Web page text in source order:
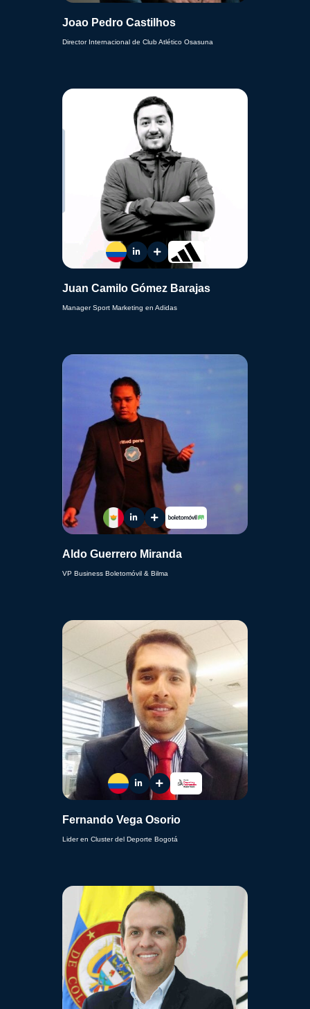
Joao Pedro Castilhos
Director Internacional de Club Atlético Osasuna
Juan Camilo Gómez Barajas
Manager Sport Marketing en Adidas
Aldo Guerrero Miranda
VP Business Boletomóvil & Bilma
Fernando Vega Osorio
Lider en Cluster del Deporte Bogotá